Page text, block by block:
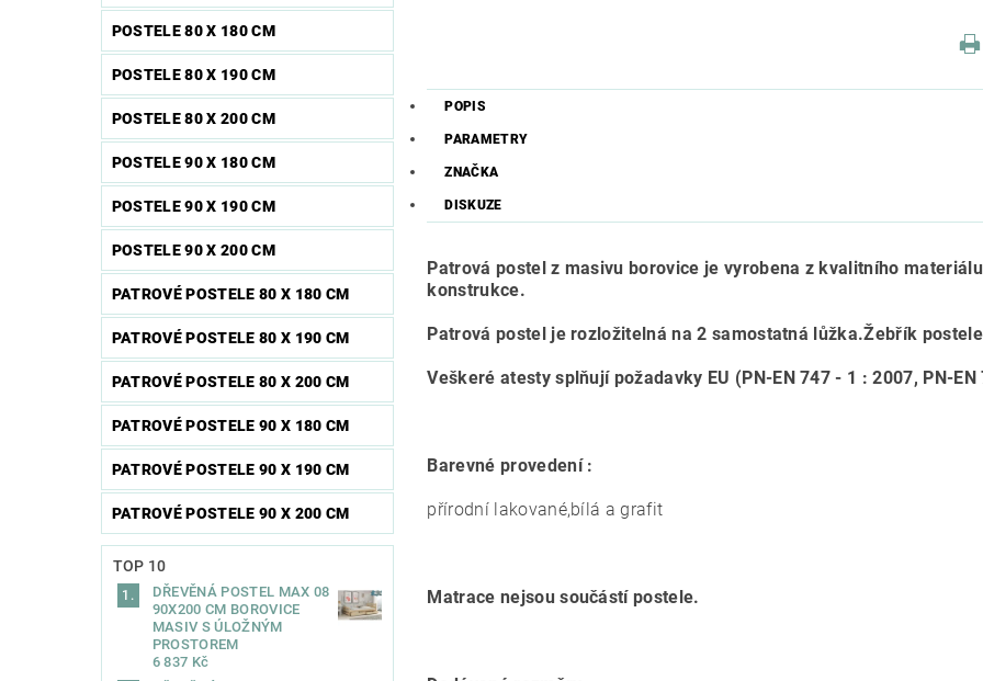
POSTELE 80 X 180 CM
POSTELE 80 X 190 CM
POSTELE 80 X 200 CM
POSTELE 90 X 180 CM
POSTELE 90 X 190 CM
POSTELE 90 X 200 CM
PATROVÉ POSTELE 80 X 180 CM
PATROVÉ POSTELE 80 X 190 CM
PATROVÉ POSTELE 80 X 200 CM
PATROVÉ POSTELE 90 X 180 CM
PATROVÉ POSTELE 90 X 190 CM
PATROVÉ POSTELE 90 X 200 CM
TOP 10
DŘEVĚNÁ POSTEL MAX 08
90X200 CM BOROVICE
MASIV S ÚLOŽNÝM
PROSTOREM
6 837 Kč
POPIS
PARAMETRY
ZNAČKA
DISKUZE
Patrová postel z masivu borovice je vyrobena z kvalitního
konstrukce.
Patrová postel je rozložitelná na 2 samostatná lůžka.Žebřík
Veškeré atesty splňují požadavky EU (PN-EN 747 - 1 : 2007, PN-
Barevné provedení :
přírodní lakované,bílá a grafit
Matrace nejsou součástí postele.